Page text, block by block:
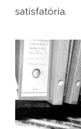
satisfatória.